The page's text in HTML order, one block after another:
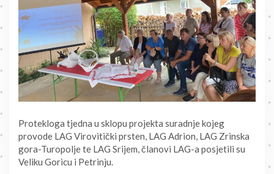
Protekloga tjedna u sklopu projekta suradnje kojeg
provode LAG Virovitički prsten, LAG Adrion, LAG Zrinska
gora-Turopolje te LAG Srijem, članovi LAG-a posjetili su
Veliku Goricu i Petrinju.